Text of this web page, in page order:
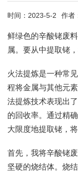
时间：2023-5-2 作者
鲜绿色的辛酸铑废
属。要从中提取铑
火法提炼是一种常
程将金属与其他元
法提炼技术表现出
的回收率。通过精
大限度地提取铑，
首先，我将辛酸铑
坚硬的烧结体。烧